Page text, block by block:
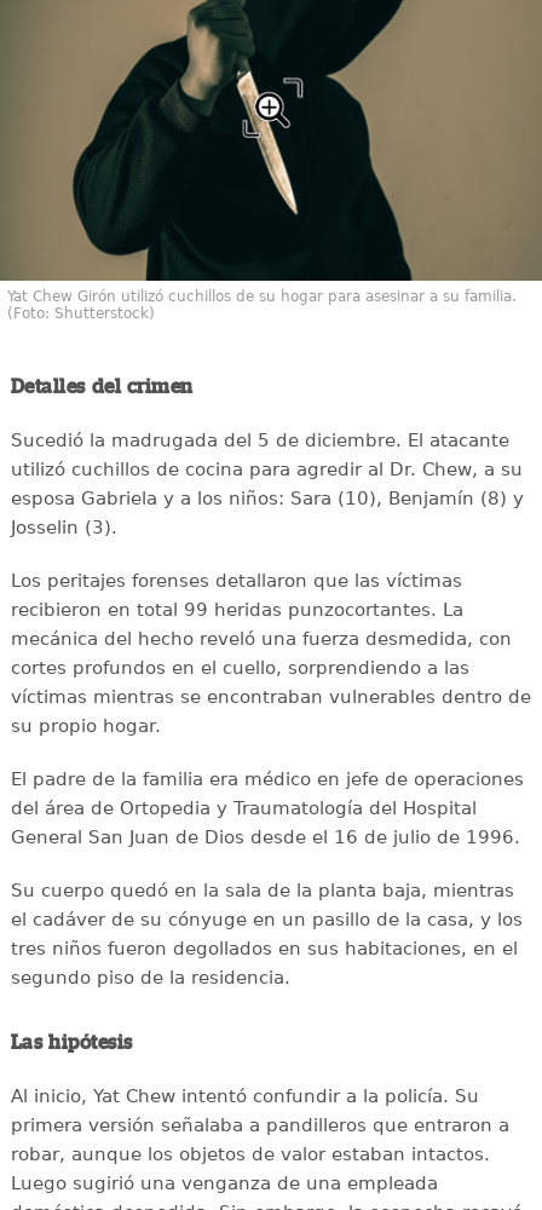
Yat Chew Girón utilizó cuchillos de su hogar para asesinar a su familia.
(Foto: Shutterstock)
Detalles del crimen
Sucedió la madrugada del 5 de diciembre. El atacante
utilizó cuchillos de cocina para agredir al Dr. Chew, a su
esposa Gabriela y a los niños: Sara (10), Benjamín (8) y
Josselin (3).
Los peritajes forenses detallaron que las víctimas
recibieron en total 99 heridas punzocortantes. La
mecánica del hecho reveló una fuerza desmedida, con
cortes profundos en el cuello, sorprendiendo a las
víctimas mientras se encontraban vulnerables dentro de
su propio hogar.
El padre de la familia era médico en jefe de operaciones
del área de Ortopedia y Traumatologí­a del Hospital
General San Juan de Dios desde el 16 de julio de 1996.
Su cuerpo quedó en la sala de la planta baja, mientras
el cadáver de su cónyuge en un pasillo de la casa, y los
tres niños fueron degollados en sus habitaciones, en el
segundo piso de la residencia.
Las hipótesis
Al inicio, Yat Chew intentó confundir a la policía. Su
primera versión señalaba a pandilleros que entraron a
robar, aunque los objetos de valor estaban intactos.
Luego sugirió una venganza de una empleada